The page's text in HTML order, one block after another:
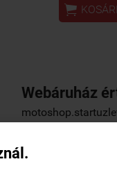

Webáruház